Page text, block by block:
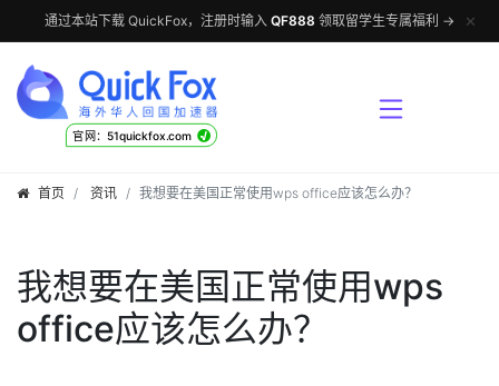
通过本站下载 QuickFox，注册时输入 QF888 领取留学生专属福利 → ✕
官网：51quickfox.com √
首页 资讯 我想要在美国正常使用wps office应该怎么办？
我想要在美国正常使用wps
office应该怎么办？